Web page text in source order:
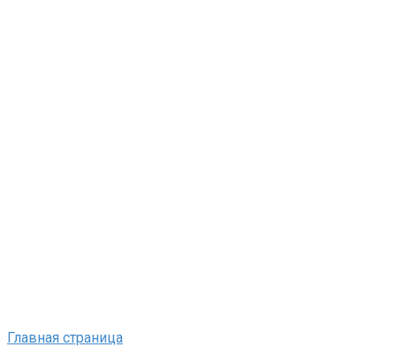
Главная страница